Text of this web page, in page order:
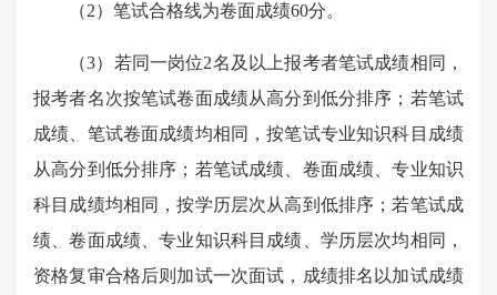
（2）笔试合格线为卷面成绩60分。
（3）若同一岗位2名及以上报考者笔试成绩相同，
报考者名次按笔试卷面成绩从高分到低分排序；若笔试
成绩、笔试卷面成绩均相同，按笔试专业知识科目成绩
从高分到低分排序；若笔试成绩、卷面成绩、专业知识
科目成绩均相同，按学历层次从高到低排序；若笔试成
绩、卷面成绩、专业知识科目成绩、学历层次均相同，
资格复审合格后则加试一次面试，成绩排名以加试成绩